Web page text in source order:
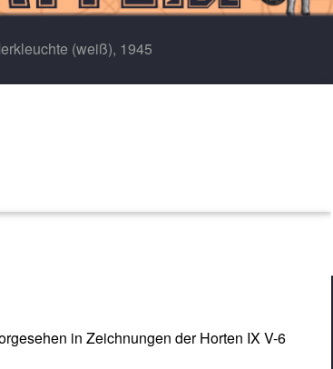
(weiß), 1945
in Zeichnungen der Horten IX V-6